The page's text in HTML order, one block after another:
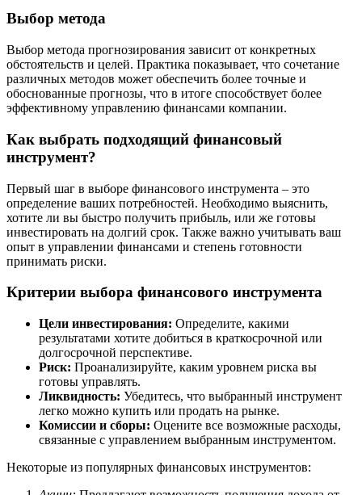
Выбор метода
Выбор метода прогнозирования зависит от конкретных
обстоятельств и целей. Практика показывает, что сочетание
различных методов может обеспечить более точные и
обоснованные прогнозы, что в итоге способствует более
эффективному управлению финансами компании.
Как выбрать подходящий финансовый
инструмент?
Первый шаг в выборе финансового инструмента – это
определение ваших потребностей. Необходимо выяснить,
хотите ли вы быстро получить прибыль, или же готовы
инвестировать на долгий срок. Также важно учитывать ваш
опыт в управлении финансами и степень готовности
принимать риски.
Критерии выбора финансового инструмента
Цели инвестирования: Определите, какими
результатами хотите добиться в краткосрочной или
долгосрочной перспективе.
Риск: Проанализируйте, каким уровнем риска вы
готовы управлять.
Ликвидность: Убедитесь, что выбранный инструмент
легко можно купить или продать на рынке.
Комиссии и сборы: Оцените все возможные расходы,
связанные с управлением выбранным инструментом.
Некоторые из популярных финансовых инструментов: